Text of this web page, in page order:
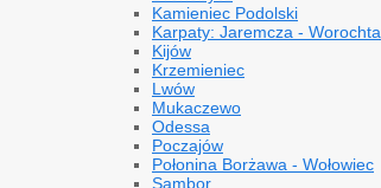
Kamieniec Podolski
Karpaty: Jaremcza - Worochta
Kijów
Krzemieniec
Lwów
Mukaczewo
Odessa
Poczajów
Połonina Borżawa - Wołowiec
Sambor